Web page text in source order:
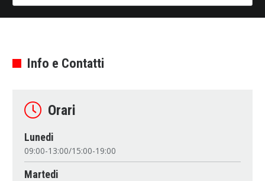
Info e Contatti
Orari
Lunedi
09:00-13:00/15:00-19:00
Martedi